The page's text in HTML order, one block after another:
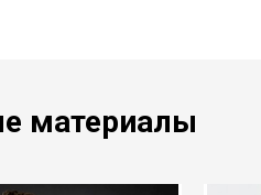
материалы